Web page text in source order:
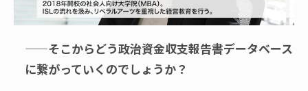
——そこからどう政治資金収支報告書データベース
に繋がっていくのでしょうか？